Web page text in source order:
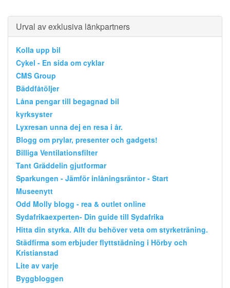
Urval av exklusiva länkpartners
Kolla upp bil
Cykel - En sida om cyklar
CMS Group
Bäddfåtöljer
Låna pengar till begagnad bil
kyrksyster
Lyxresan unna dej en resa i år.
Blogg om prylar, presenter och gadgets!
Billiga Ventilationsfilter
Tant Gräddelin gjutformar
Sparkungen - Jämför inlåningsräntor - Start
Museenytt
Odd Molly blogg - rea & outlet online
Sydafrikaexperten- Din guide till Sydafrika
Hitta din styrka. Allt du behöver veta om styrketräning.
Städfirma som erbjuder flyttstädning i Hörby och
Kristianstad
Lite av varje
Byggbloggen